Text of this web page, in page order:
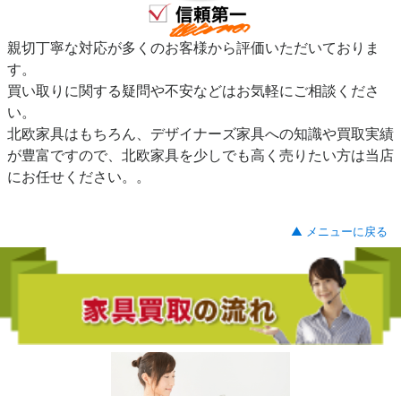
親切丁寧な対応が多くのお客様から評価いただいておりま
す。
買い取りに関する疑問や不安などはお気軽にご相談くださ
い。
北欧家具はもちろん、デザイナーズ家具への知識や買取実績
が豊富ですので、北欧家具を少しでも高く売りたい方は当店
にお任せください。。
▲ メニューに戻る